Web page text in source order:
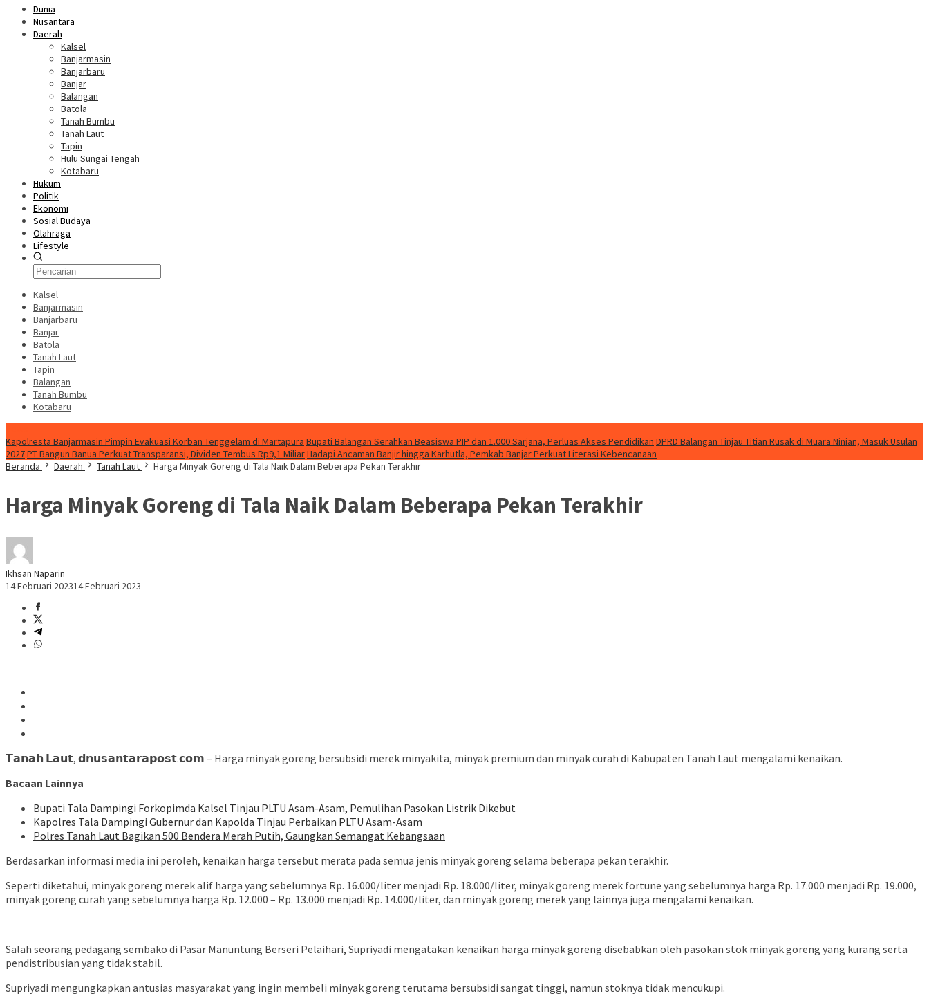
Dunia
Nusantara
Daerah
Kalsel
Banjarmasin
Banjarbaru
Banjar
Balangan
Batola
Tanah Bumbu
Tanah Laut
Tapin
Hulu Sungai Tengah
Kotabaru
Hukum
Politik
Ekonomi
Sosial Budaya
Olahraga
Lifestyle
Kalsel
Banjarmasin
Banjarbaru
Banjar
Batola
Tanah Laut
Tapin
Balangan
Tanah Bumbu
Kotabaru
Kapolresta Banjarmasin Pimpin Evakuasi Korban Tenggelam di Martapura Bupati Balangan Serahkan Beasiswa PIP dan 1.000 Sarjana, Perluas Akses Pendidikan DPRD Balangan Tinjau Titian Rusak di Muara Ninian, Masuk Usulan
2027PT Bangun Banua Perkuat Transparansi, Dividen Tembus Rp9,1 MiliarHadapi Ancaman Banjir hingga Karhutla, Pemkab Banjar Perkuat Literasi Kebencanaan
Beranda
Daerah Tanah Laut Harga Minyak Goreng di Tala Naik Dalam Beberapa Pekan Terakhir
Harga Minyak Goreng di Tala Naik Dalam Beberapa Pekan Terakhir
Ikhsan Naparin
14 Februari 202314 Februari 2023
𝗧𝗮𝗻𝗮𝗵 𝗟𝗮𝘂𝘁, 𝗱𝗻𝘂𝘀𝗮𝗻𝘁𝗮𝗿𝗮𝗽𝗼𝘀𝘁.𝗰𝗼𝗺 – Harga minyak goreng bersubsidi merek minyakita, minyak premium dan minyak curah di Kabupaten Tanah Laut mengalami kenaikan.
Bacaan Lainnya
Bupati Tala Dampingi Forkopimda Kalsel Tinjau PLTU Asam-Asam, Pemulihan Pasokan Listrik Dikebut
Kapolres Tala Dampingi Gubernur dan Kapolda Tinjau Perbaikan PLTU Asam-Asam
Polres Tanah Laut Bagikan 500 Bendera Merah Putih, Gaungkan Semangat Kebangsaan
Berdasarkan informasi media ini peroleh, kenaikan harga tersebut merata pada semua jenis minyak goreng selama beberapa pekan terakhir.
Seperti diketahui, minyak goreng merek alif harga yang sebelumnya Rp. 16.000/liter menjadi Rp. 18.000/liter, minyak goreng merek fortune yang sebelumnya harga Rp. 17.000 menjadi Rp. 19.000,
minyak goreng curah yang sebelumnya harga Rp. 12.000 – Rp. 13.000 menjadi Rp. 14.000/liter, dan minyak goreng merek yang lainnya juga mengalami kenaikan.
Salah seorang pedagang sembako di Pasar Manuntung Berseri Pelaihari, Supriyadi mengatakan kenaikan harga minyak goreng disebabkan oleh pasokan stok minyak goreng yang kurang serta
pendistribusian yang tidak stabil.
Supriyadi mengungkapkan antusias masyarakat yang ingin membeli minyak goreng terutama bersubsidi sangat tinggi, namun stoknya tidak mencukupi.